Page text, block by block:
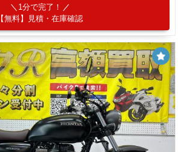
1分で完了！
【無料】見積・在庫確認